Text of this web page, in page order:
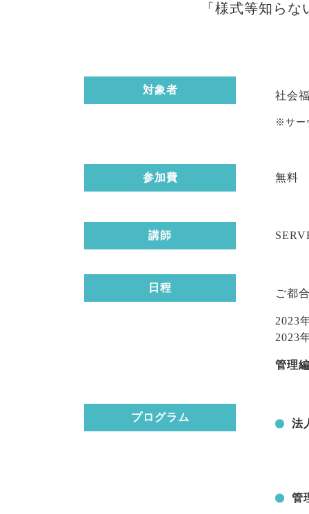
「様式等知ら
対象者 社会
※サー
参加費 無料
講師
日程 ご都
2023
2023
管理
プログラム 法
管